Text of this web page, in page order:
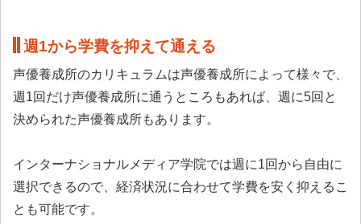
週1から学費を抑えて通える
声優養成所のカリキュラムは声優養成所によって様々で、
週1回だけ声優養成所に通うところもあれば、週に5回と
決められた声優養成所もあります。
インターナショナルメディア学院では週に1回から自由に
選択できるので、経済状況に合わせて学費を安く抑えるこ
とも可能です。